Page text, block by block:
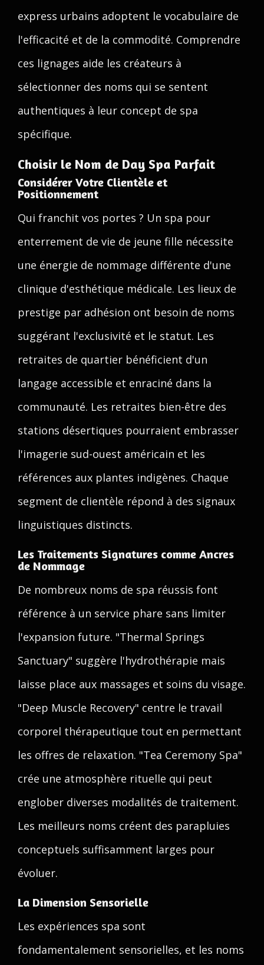
express urbains adoptent le vocabulaire de
l'efficacité et de la commodité. Comprendre
ces lignages aide les créateurs à
sélectionner des noms qui se sentent
authentiques à leur concept de spa
spécifique.
Choisir le Nom de Day Spa Parfait
Considérer Votre Clientèle et
Positionnement
Qui franchit vos portes ? Un spa pour
enterrement de vie de jeune fille nécessite
une énergie de nommage différente d'une
clinique d'esthétique médicale. Les lieux de
prestige par adhésion ont besoin de noms
suggérant l'exclusivité et le statut. Les
retraites de quartier bénéficient d'un
langage accessible et enraciné dans la
communauté. Les retraites bien-être des
stations désertiques pourraient embrasser
l'imagerie sud-ouest américain et les
références aux plantes indigènes. Chaque
segment de clientèle répond à des signaux
linguistiques distincts.
Les Traitements Signatures comme Ancres
de Nommage
De nombreux noms de spa réussis font
référence à un service phare sans limiter
l'expansion future. "Thermal Springs
Sanctuary" suggère l'hydrothérapie mais
laisse place aux massages et soins du visage.
"Deep Muscle Recovery" centre le travail
corporel thérapeutique tout en permettant
les offres de relaxation. "Tea Ceremony Spa"
crée une atmosphère rituelle qui peut
englober diverses modalités de traitement.
Les meilleurs noms créent des parapluies
conceptuels suffisamment larges pour
évoluer.
La Dimension Sensorielle
Les expériences spa sont
fondamentalement sensorielles, et les noms